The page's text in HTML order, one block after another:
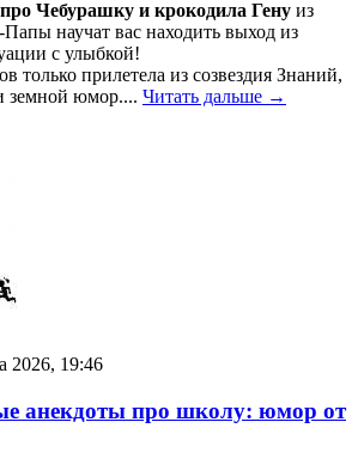
Чебурашку и крокодила Гену из
научат вас находить выход из
с улыбкой!
только прилетела из созвездия Знаний,
земной юмор.... Читать дальше →
2026, 19:46
анекдоты про школу: юмор от